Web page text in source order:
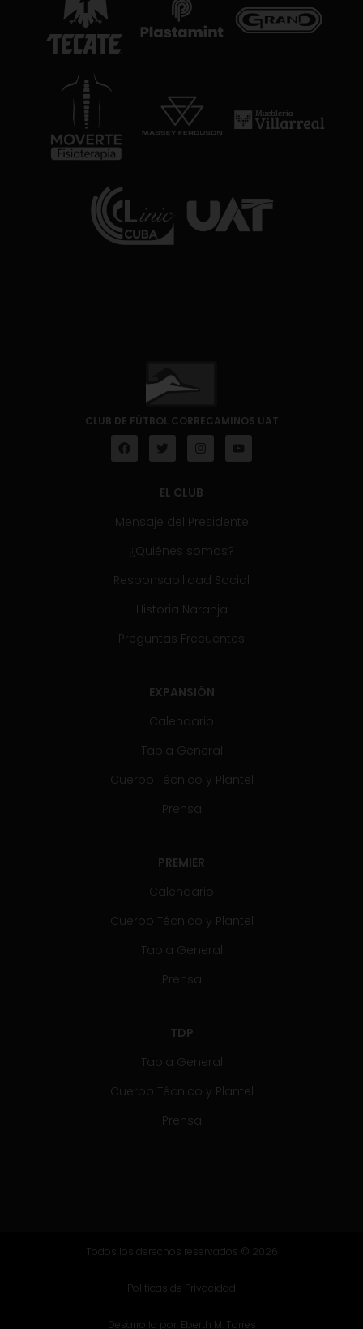
CLUB DE FÚTBOL CORRECAMINOS UAT
EL CLUB
Mensaje del Presidente
¿Quiénes somos?
Responsabilidad Social
Historia Naranja
Preguntas Frecuentes
EXPANSIÓN
Calendario
Tabla General
Cuerpo Técnico y Plantel
Prensa
PREMIER
Calendario
Cuerpo Técnico y Plantel
Tabla General
Prensa
TDP
Tabla General
Cuerpo Técnico y Plantel
Prensa
Todos los derechos reservados © 2026
Politicas de Privacidad
Desarrollo por: Eberth M. Torres